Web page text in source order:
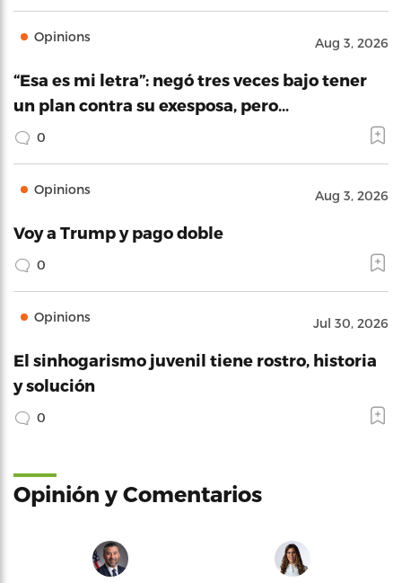
Opinions Aug 3, 2026
“Esa es mi letra”: negó tres veces bajo tener
un plan contra su exesposa, pero…
0
Opinions Aug 3, 2026
Voy a Trump y pago doble
0
Opinions Jul 30, 2026
El sinhogarismo juvenil tiene rostro, historia
y solución
0
Opinión y Comentarios